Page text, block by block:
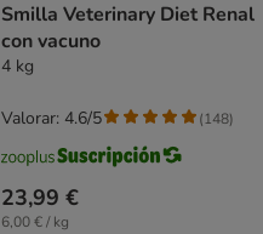
Smilla Veterinary Diet Renal
con vacuno
4 kg
23,99 €
6,00 € / kg
Valorar: 4.6/5 (148)